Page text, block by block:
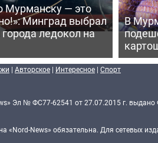
Мурманску — это
Минград выбрал
ледокол на
В
| Авторское | Интересное | Спорт
Эл № ФС77-62541 от 27.07.2015 г.
News» обязательна. Для сетевых